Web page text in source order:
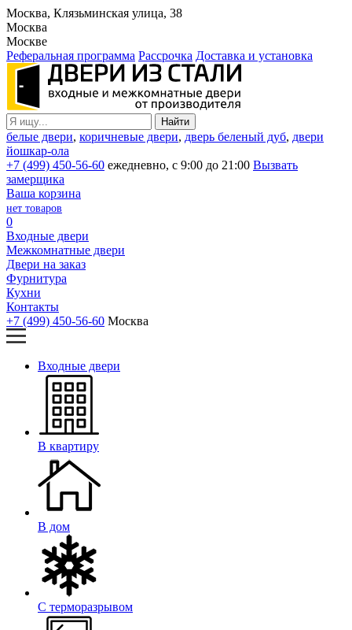
Москва, Клязьминская улица, 38
Москва
Москве
Реферальная программа Рассрочка Доставка и установка
белые двери, коричневые двери, дверь беленый дуб, двери
йошкар-ола
+7 (499) 450-56-60 ежедневно, с 9:00 до 21:00 Вызвать
замерщика
Ваша корзина
нет товаров
0
Входные двери
Межкомнатные двери
Двери на заказ
Фурнитура
Кухни
Контакты
+7 (499) 450-56-60 Москва
Входные двери
В квартиру
В дом
С терморазрывом